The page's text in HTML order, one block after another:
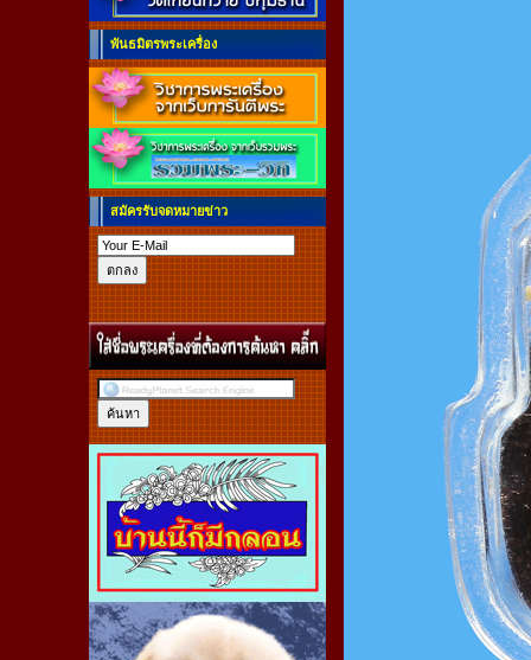
พันธมิตรพระเครื่อง
สมัครรับจดหมายข่าว